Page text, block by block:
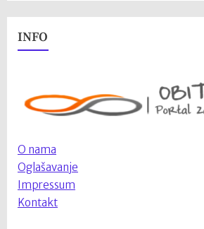
INFO
O nama
Oglašavanje
Impressum
Kontakt